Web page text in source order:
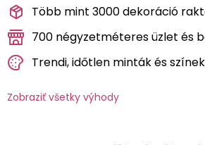
Több mint 3000 dekoráció
700 négyzetméteres üzlet és
Trendi, időtlen minták és színek
Zobraziť všetky výhody